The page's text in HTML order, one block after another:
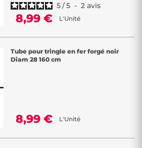
5/5 - 2 avis
8,99 € L'Unité
Tube pour tringle en fer forgé noir
Diam 28 160 cm
8,99 € L'Unité